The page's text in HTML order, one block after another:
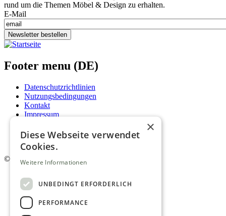
rund um die Themen Möbel & Design zu erhalten.
E-Mail
Newsletter bestellen
Footer menu (DE)
Datenschutzrichtlinien
Nutzungsbedingungen
Kontakt
Impressum
AGB
Newsletter
© 2026. Alle Rechte vorbehalten.
×
Diese Webseite verwendet
Cookies.
Weitere Informationen
UNBEDINGT ERFORDERLICH
PERFORMANCE